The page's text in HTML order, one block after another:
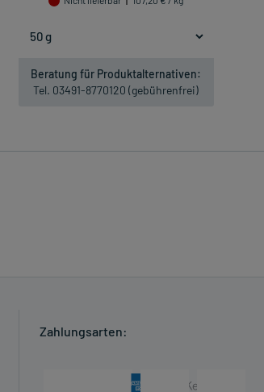
Beratung für Produktalternativen:
Tel. 03491-8770120 (gebührenfrei)
Zahlungsarten: